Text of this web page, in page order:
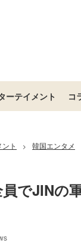
ーテイメント コ
ト >
韓国エンタメ
でJINの